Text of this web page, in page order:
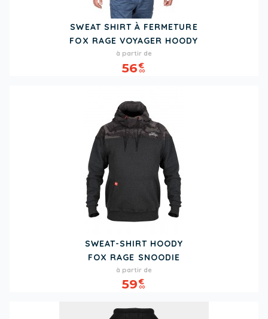
SWEAT SHIRT À FERMETURE
FOX RAGE VOYAGER HOODY
Prix
à partir de
56€
00
SWEAT-SHIRT HOODY
FOX RAGE SNOODIE
Prix
à partir de
59€
00